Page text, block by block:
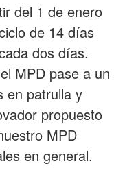
del 1 de enero
de 14 días
dos días.
MPD pase a un
en patrulla y
propuesto
MPD
en general.